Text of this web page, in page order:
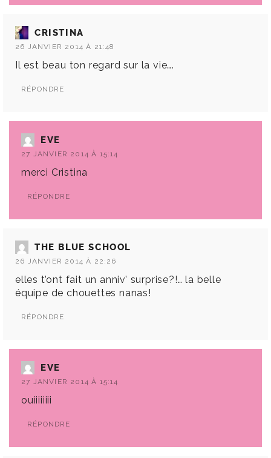
CRISTINA
26 JANVIER 2014 À 21:48
Il est beau ton regard sur la vie….
RÉPONDRE
EVE
27 JANVIER 2014 À 15:14
merci Cristina
RÉPONDRE
THE BLUE SCHOOL
26 JANVIER 2014 À 22:26
elles t’ont fait un anniv’ surprise?!… la belle
équipe de chouettes nanas!
RÉPONDRE
EVE
27 JANVIER 2014 À 15:14
ouiiiiiiii
RÉPONDRE